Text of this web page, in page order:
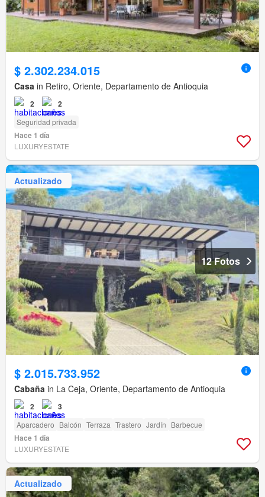
$ 2.302.234.015
Casa in Retiro, Oriente, Departamento de Antioquia
2 2
Seguridad privada
Hace 1 día
LUXURYESTATE
Actualizado
12 Fotos
$ 2.015.733.952
Cabaña in La Ceja, Oriente, Departamento de Antioquia
2 3
Aparcadero Balcón Terraza Trastero Jardín Barbecue
Hace 1 día
LUXURYESTATE
Actualizado